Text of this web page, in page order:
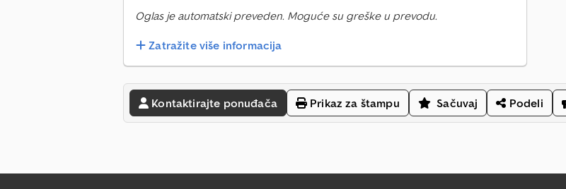
Oglas je automatski preveden. Moguće su greške u prevodu.
Zatražite više informacija
Kontaktirajte ponuđača Prikaz za štampu Sačuvaj Podeli